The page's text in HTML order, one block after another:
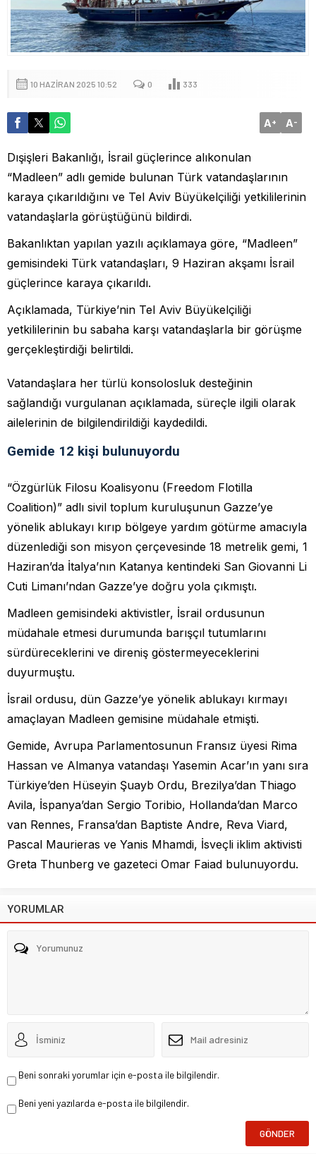
10 HAZIRAN 2025 10:52 0 333
A+ A-
Dışişleri Bakanlığı, İsrail güçlerince alıkonulan
“Madleen” adlı gemide bulunan Türk vatandaşlarının
karaya çıkarıldığını ve Tel Aviv Büyükelçiliği yetkililerinin
vatandaşlarla görüştüğünü bildirdi.
Bakanlıktan yapılan yazılı açıklamaya göre, “Madleen”
gemisindeki Türk vatandaşları, 9 Haziran akşamı İsrail
güçlerince karaya çıkarıldı.
Açıklamada, Türkiye’nin Tel Aviv Büyükelçiliği
yetkililerinin bu sabaha karşı vatandaşlarla bir görüşme
gerçekleştirdiği belirtildi.
Vatandaşlara her türlü konsolosluk desteğinin
sağlandığı vurgulanan açıklamada, süreçle ilgili olarak
ailelerinin de bilgilendirildiği kaydedildi.
Gemide 12 kişi bulunuyordu
“Özgürlük Filosu Koalisyonu (Freedom Flotilla
Coalition)” adlı sivil toplum kuruluşunun Gazze’ye
yönelik ablukayı kırıp bölgeye yardım götürme amacıyla
düzenlediği son misyon çerçevesinde 18 metrelik gemi, 1
Haziran’da İtalya’nın Katanya kentindeki San Giovanni Li
Cuti Limanı’ndan Gazze’ye doğru yola çıkmıştı.
Madleen gemisindeki aktivistler, İsrail ordusunun
müdahale etmesi durumunda barışçıl tutumlarını
sürdüreceklerini ve direniş göstermeyeceklerini
duyurmuştu.
İsrail ordusu, dün Gazze’ye yönelik ablukayı kırmayı
amaçlayan Madleen gemisine müdahale etmişti.
Gemide, Avrupa Parlamentosunun Fransız üyesi Rima
Hassan ve Almanya vatandaşı Yasemin Acar’ın yanı sıra
Türkiye’den Hüseyin Şuayb Ordu, Brezilya’dan Thiago
Avila, İspanya’dan Sergio Toribio, Hollanda’dan Marco
van Rennes, Fransa’dan Baptiste Andre, Reva Viard,
Pascal Maurieras ve Yanis Mhamdi, İsveçli iklim aktivisti
Greta Thunberg ve gazeteci Omar Faiad bulunuyordu.
YORUMLAR
Beni sonraki yorumlar için e-posta ile bilgilendir.
Beni yeni yazılarda e-posta ile bilgilendir.